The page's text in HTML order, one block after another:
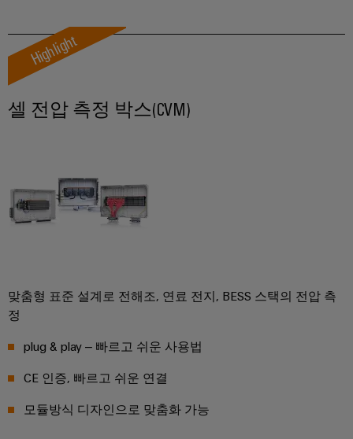
터
데
이
터
를
루
션
및
적,
적,
확
장
가
이
드
러
구
업
무
루
시
템
마
이
이
션
터
이
전
PCB
커
넥
서
실
험
지
원
술
관
리
프
당
트
너
대
리
점
IIoT
Highlight
셀 전압 측정 박스(CVM)
맞춤형 표준 설계로 전해조, 연료 전지, BESS 스택의 전압 측
정
plug & play – 빠르고 쉬운 사용법
CE 인증, 빠르고 쉬운 연결
모듈방식 디자인으로 맞춤화 가능